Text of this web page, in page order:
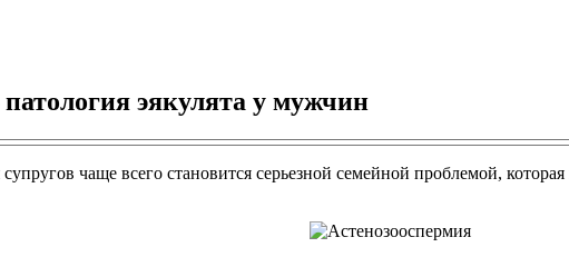
эякулята у мужчин
чаще всего становится серьезной семейной проблемой,